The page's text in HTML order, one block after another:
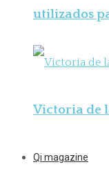
utilizados
Victoria de
Qi magazine